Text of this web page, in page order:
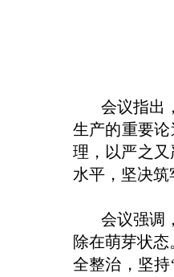
会议指出，
生产的重要
理，以严之
水平，坚决筑
会议强调，
除在萌芽状
全整治，坚